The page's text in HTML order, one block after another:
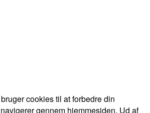
cookies til at forbedre din
gennem hjemmesiden. Ud af